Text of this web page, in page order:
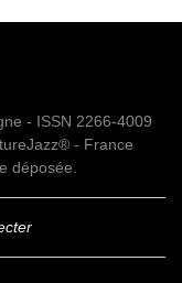
- ISSN 2266-4009
- France
déposée.